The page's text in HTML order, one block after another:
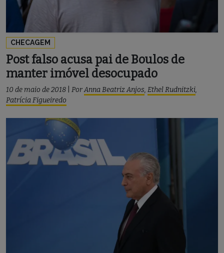
CHECAGEM
Post falso acusa pai de Boulos de
manter imóvel desocupado
10 de maio de 2018 PorAnna Beatriz Anjos, Ethel Rudnitzki,
Patrícia Figueiredo